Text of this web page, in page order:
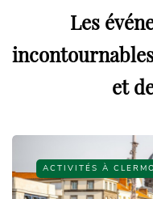
Les
et
ACTIVITÉS À